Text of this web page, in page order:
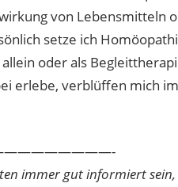
von Lebensmitteln
setze ich
oder als
erlebe, verblüffen mich
immer gut informiert